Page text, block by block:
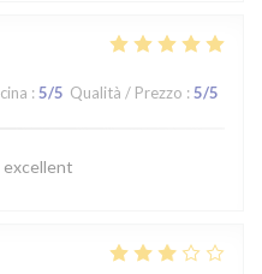
: 5/5 Qualità / Prezzo : 5/5
excellent